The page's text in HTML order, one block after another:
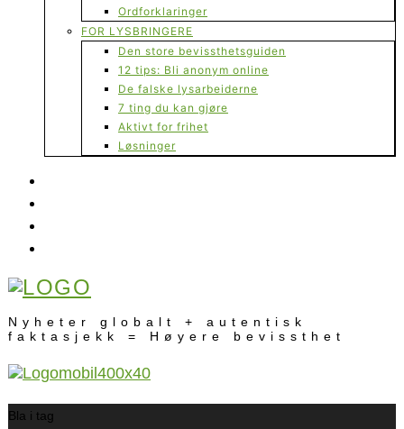
Ordforklaringer
FOR LYSBRINGERE
Den store bevissthetsguiden
12 tips: Bli anonym online
De falske lysarbeiderne
7 ting du kan gjøre
Aktivt for frihet
Løsninger
Nyheter globalt + autentisk
faktasjekk = Høyere bevissthet
Bla i tag